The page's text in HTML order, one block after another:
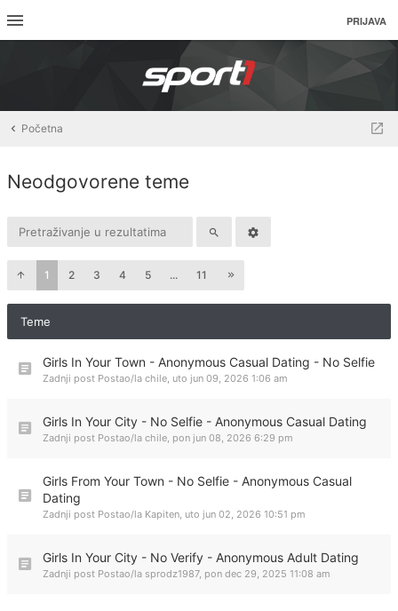
PRIJAVA
Početna
Neodgovorene teme
1 2 3 4 5 ... 11
Teme
Girls In Your Town - Anonymous Casual Dating - No Selfie
Zadnji post Postao/la chile, uto jun 09, 2026 1:06 am
Girls In Your City - No Selfie - Anonymous Casual Dating
Zadnji post Postao/la chile, pon jun 08, 2026 6:29 pm
Girls From Your Town - No Selfie - Anonymous Casual
Dating
Zadnji post Postao/la Kapiten, uto jun 02, 2026 10:51 pm
Girls In Your City - No Verify - Anonymous Adult Dating
Zadnji post Postao/la sprodz1987, pon dec 29, 2025 11:08 am